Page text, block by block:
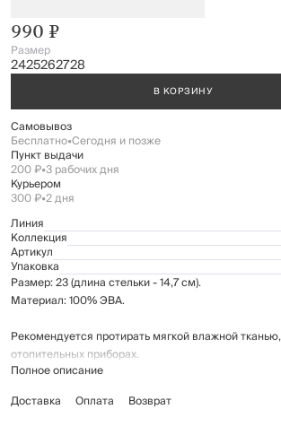
990 ₽
Размер
2425262728
В КОРЗИНУ
Самовывоз
Бесплатно•Сегодня и позже
Пункт выдачи
200 ₽•3 рабочих дня
Курьером
300 ₽•2 дня
Линия
Коллекция
Артикул
Упаковка
Размер: 23 (длина стельки - 14,7 см).
Материал: 100% ЭВА.
Рекомендуется протирать мягкой влажной
отопительных приборах.
Полное описание
Доставка
Оплата Возврат